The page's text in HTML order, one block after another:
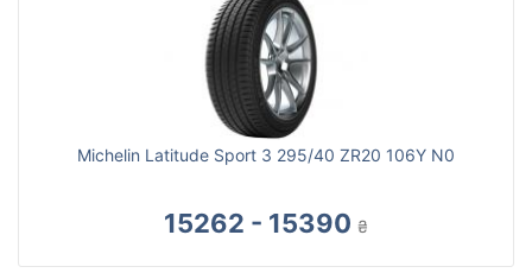
Michelin Latitude Sport 3 295/40 ZR20 106Y N0
15262 - 15390 ₴